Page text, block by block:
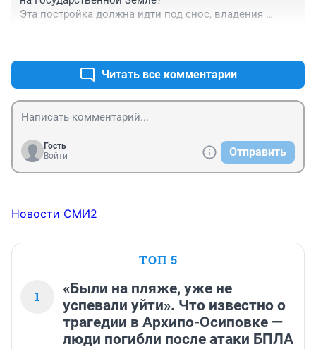
Эта постройка должна идти под снос, владения
Читать все комментарии
Гость
Войти
Отправить
Новости СМИ2
ТОП 5
1
«Были на пляже, уже не
успевали уйти». Что известно о
трагедии в Архипо-Осиповке —
люди погибли после атаки БПЛА